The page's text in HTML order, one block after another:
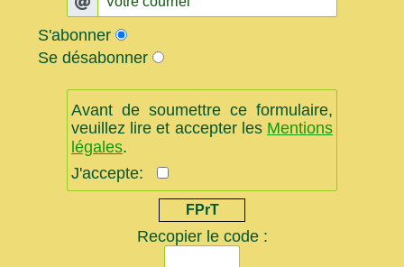
S'abonner
Se désabonner
Avant de soumettre ce formulaire,
veuillez lire et accepter les Mentions
légales.
J'accepte:
FPrT
Recopier le code :